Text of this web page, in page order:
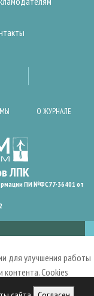
О ЖУРНАЛЕ
ПИ №ФС77-36401 от
для улучшения работы
контента. Cookies